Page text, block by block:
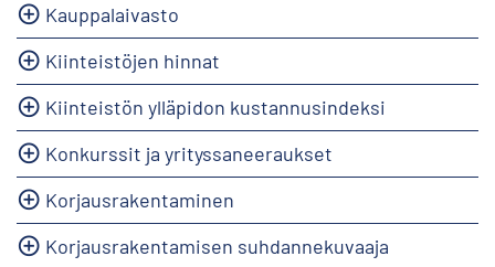
Kauppalaivasto
Kiinteistöjen hinnat
Kiinteistön ylläpidon kustannusindeksi
Konkurssit ja yrityssaneeraukset
Korjausrakentaminen
Korjausrakentamisen suhdannekuvaaja